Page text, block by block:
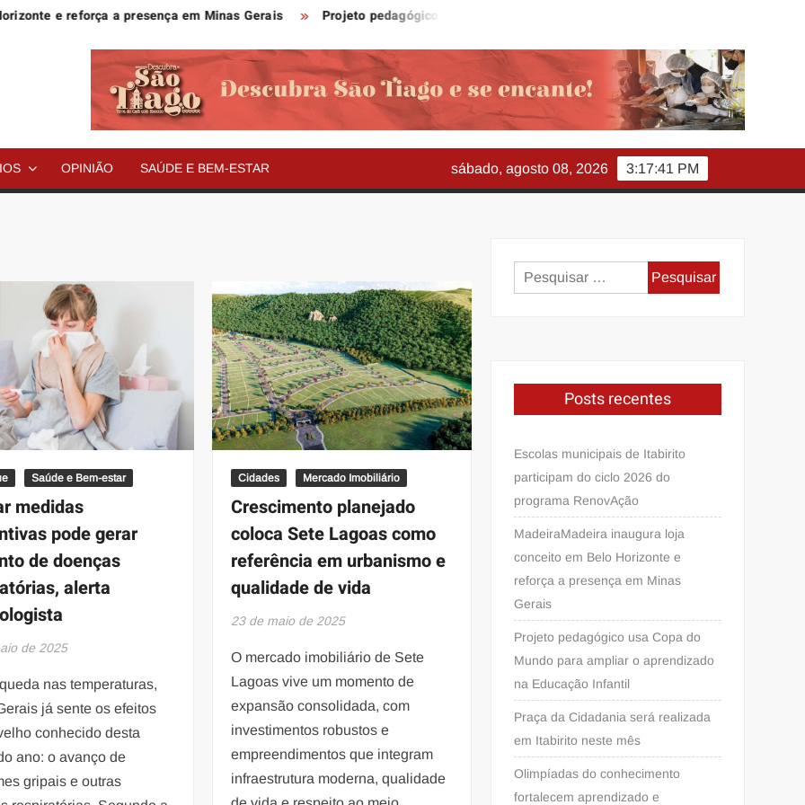
e reforça a presença em Minas Gerais Projeto pedagógico usa Copa do Mundo para ampliar o aprendizado na Educação
OPINIÃO SAÚDE E BEM-ESTAR 3:17:42 PM
sábado, agosto 08, 2026
Saúde e Bem-estar
medidas
pode gerar
de doenças
alerta
de 2025
nas temperaturas,
já sente os efeitos
conhecido desta
ano: o avanço de
gripais e outras
Cidades Mercado Imobiliário
Crescimento planejado
coloca Sete Lagoas como
referência em urbanismo e
qualidade de vida
23 de maio de 2025
O mercado imobiliário de Sete
Lagoas vive um momento de
expansão consolidada, com
investimentos robustos e
empreendimentos que integram
infraestrutura moderna, qualidade
Pesquisar
por:
Posts recentes
Escolas municipais de Itabirito
participam do ciclo 2026 do
programa RenovAção
MadeiraMadeira inaugura loja
conceito em Belo Horizonte e
reforça a presença em Minas
Gerais
Projeto pedagógico usa Copa do
Mundo para ampliar o aprendizado
na Educação Infantil
Praça da Cidadania será realizada
em Itabirito neste mês
Olimpíadas do conhecimento
fortalecem aprendizado e